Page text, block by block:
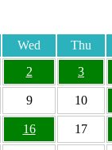
Wed Thu
2 3
9 10
16 17